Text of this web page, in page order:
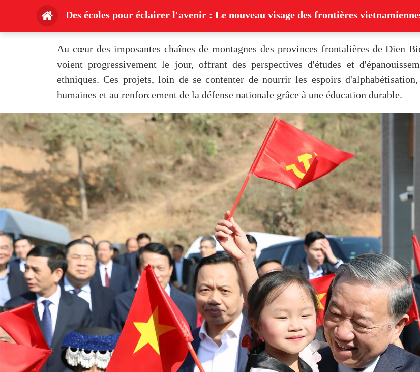
Des écoles pour éclairer l'avenir : Le nouveau visage des frontières
Au cœur des imposantes chaînes de montagnes des provinces frontalières de Dien
voient progressivement le jour, offrant des perspectives d'études et
ethniques. Ces projets, loin de se contenter de nourrir les espoirs
humaines et au renforcement de la défense nationale grâce à une éducation durable.